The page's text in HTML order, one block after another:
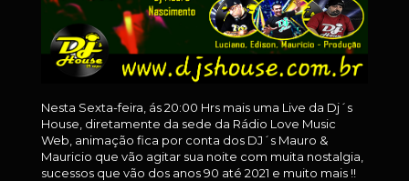
Nesta Sexta-feira, ás 20:00 Hrs mais uma Live da Dj´s
House, diretamente da sede da Rádio Love Music
Web, animação fica por conta dos DJ´s Mauro &
Mauricio que vão agitar sua noite com muita nostalgia,
sucessos que vão dos anos 90 até 2021 e muito mais !!